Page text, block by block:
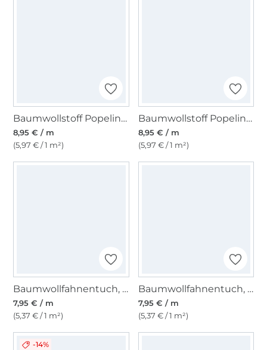
Baumwollstoff Popeline hellpink
8,95 € / m
(5,97 € / 1 m²)
Baumwollstoff Popeline limette
8,95 € / m
(5,97 € / 1 m²)
Baumwollfahnentuch, creme
7,95 € / m
(5,37 € / 1 m²)
Baumwollfahnentuch, hellrosa
7,95 € / m
(5,37 € / 1 m²)
-14%